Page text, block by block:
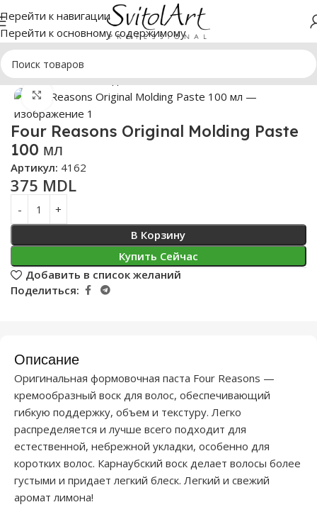
Перейти к навигации
Перейти к основному содержимому
Главная Косметика для волос Стайлинг
Нажмите, чтобы увеличить
Four Reasons Original Molding Paste
100 мл
Артикул: 4162
375 MDL
В Корзину
Купить Сейчас
Добавить в список желаний
Поделиться:
Описание
Оригинальная формовочная паста Four Reasons —
кремообразный воск для волос, обеспечивающий
гибкую поддержку, объем и текстуру. Легко
распределяется и лучше всего подходит для
естественной, небрежной укладки, особенно для
коротких волос. Карнаубский воск делает волосы более
густыми и придает легкий блеск. Легкий и свежий
аромат лимона!